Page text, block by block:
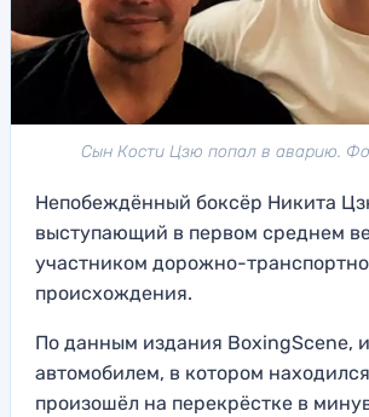
Сын Кости Цзю попал в аварию.
Непобеждённый боксёр Никита
выступающий в первом среднем
участником дорожно-
происхождения.
По данным издания BoxingScene,
автомобилем, в котором
произошёл на перекрёстке в